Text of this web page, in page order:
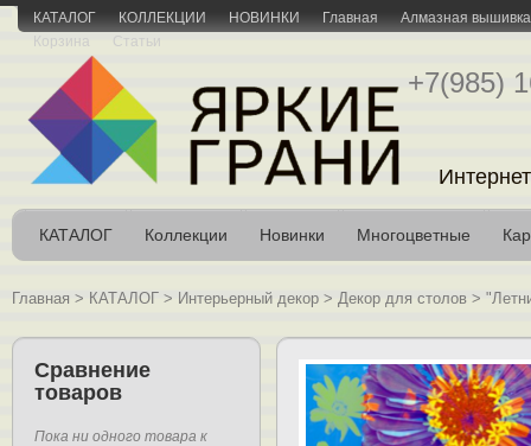
КАТАЛОГ КОЛЛЕКЦИИ НОВИНКИ Главная
Алмазная вышивка
Корзина
Статьи
+7(985)
КАТАЛОГ Коллекции Новинки Многоцветные
Главная > КАТАЛОГ > Интерьерный декор > Декор для столов >
Сравнение
товаров
Пока ни одного товара к